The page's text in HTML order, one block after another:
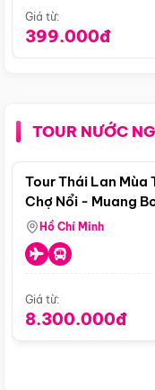
Giá từ:
399.000đ
TOUR NƯỚC
Tour Thái Lan Mùa
Chợ Nổi - Muang
Airlines)
Hồ Chí Minh
Giá từ:
8.300.000đ